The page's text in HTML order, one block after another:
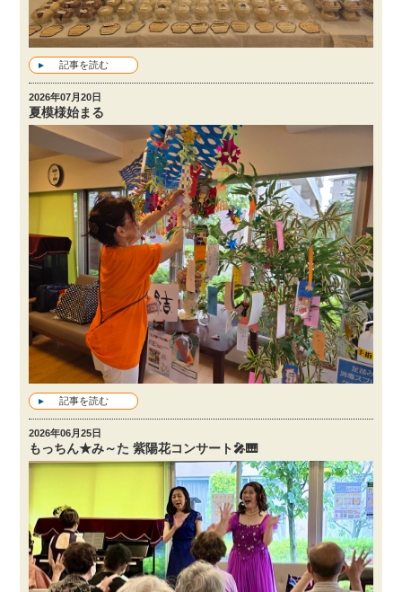
記事を読む
2026年07月20日
夏模様始まる
記事を読む
2026年06月25日
もっちん★み～た 紫陽花コンサート🎤🎹